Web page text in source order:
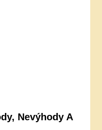
Nevýhody A